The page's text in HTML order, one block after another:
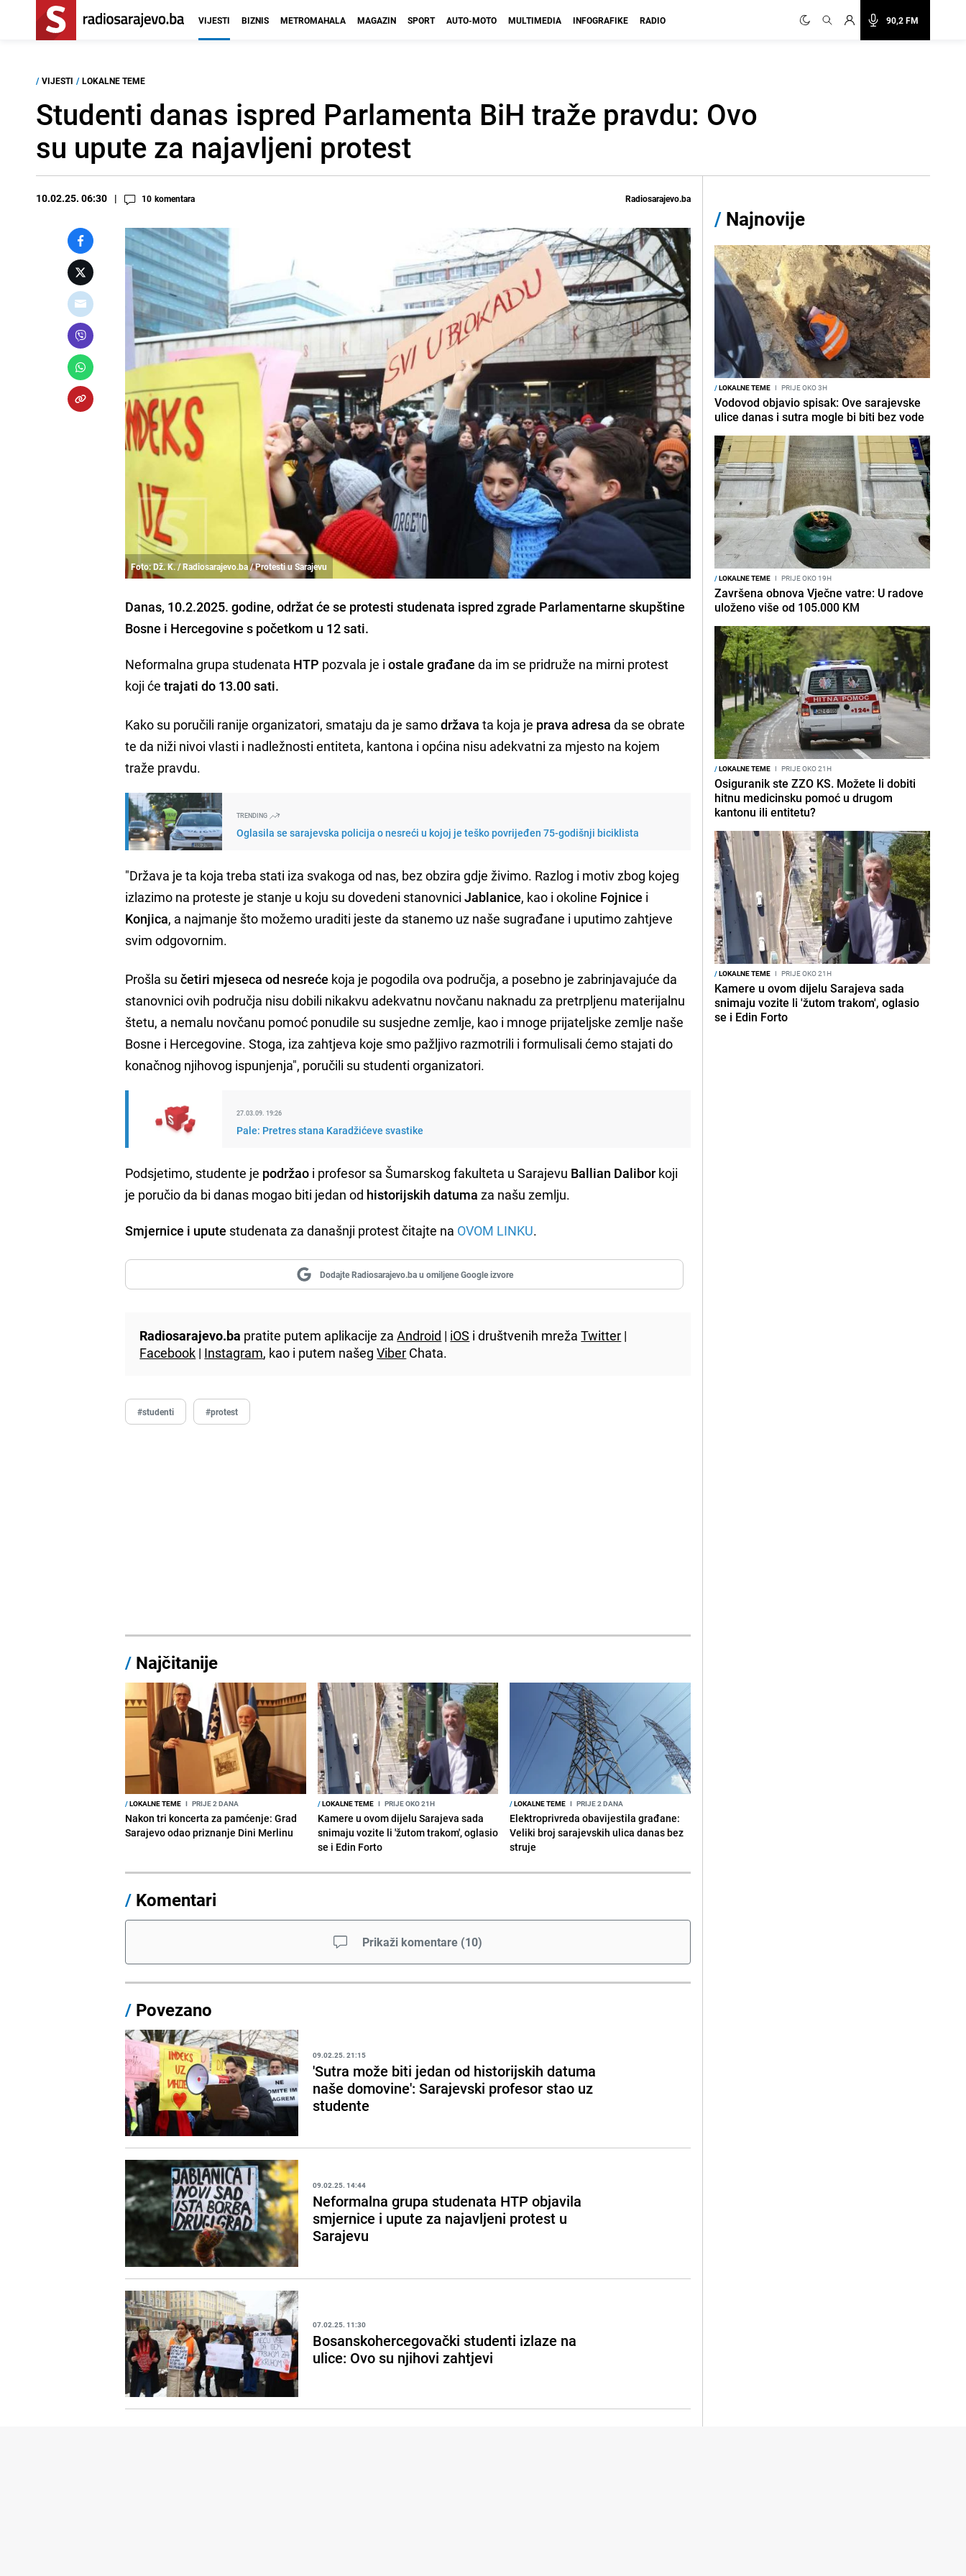
90,2 FM
VIJESTI BIZNIS METROMAHALA MAGAZIN SPORT AUTO-MOTO MULTIMEDIA INFOGRAFIKE RADIO
/ VIJESTI / LOKALNE TEME
Studenti danas ispred Parlamenta BiH traže pravdu: Ovo
su upute za najavljeni protest
10.02.25. 06:30 10 komentara Radiosarajevo.ba
Foto: Dž. K. / Radiosarajevo.ba / Protesti u Sarajevu
Danas, 10.2.2025. godine, održat će se protesti studenata ispred zgrade Parlamentarne skupštine
Bosne i Hercegovine s početkom u 12 sati.
Neformalna grupa studenata HTP pozvala je iostale građane da im se pridruže na mirni protest
koji ćetrajati do 13.00 sati.
Kako su poručili ranije organizatori, smataju da je samodržava ta koja je prava adresa da se obrate
te da niži nivoi vlasti i nadležnosti entiteta, kantona i općina nisu adekvatni za mjesto na kojem
traže pravdu.
TRENDING
Oglasila se sarajevska policija o nesreći u kojoj je teško povrijeđen 75-godišnji biciklista
"Država je ta koja treba stati iza svakoga od nas, bez obzira gdje živimo. Razlog i motiv zbog kojeg
izlazimo na proteste je stanje u koju su dovedeni stanovniciJablanice, kao i okoline Fojnice i
Konjica, a najmanje što možemo uraditi jeste da stanemo uz naše sugrađane i uputimo zahtjeve
svim odgovornim.
Prošla sučetiri mjeseca od nesreće koja je pogodila ova područja, a posebno je zabrinjavajuće da
stanovnici ovih područja nisu dobili nikakvu adekvatnu novčanu naknadu za pretrpljenu materijalnu
štetu, a nemalu novčanu pomoć ponudile su susjedne zemlje, kao i mnoge prijateljske zemlje naše
Bosne i Hercegovine. Stoga, iza zahtjeva koje smo pažljivo razmotrili i formulisali ćemo stajati do
konačnog njihovog ispunjenja", poručili su studenti organizatori.
27.03.09. 19:26
Pale: Pretres stana Karadžićeve svastike
Podsjetimo, studente je podržao i profesor sa Šumarskog fakulteta u Sarajevu Ballian Dalibor koji
je poručio da bi danas mogao biti jedan od historijskih datuma za našu zemlju.
Smjernice i upute studenata za današnji protest čitajte na OVOM LINKU.
Dodajte Radiosarajevo.ba u omiljene Google izvore
Radiosarajevo.ba pratite putem aplikacije zaAndroid | iOS i društvenih mrežaTwitter |
Facebook | Instagram, kao i putem našegViber Chata.
#studenti #protest
/ Najčitanije
/LOKALNE TEME I PRIJE 2 DANA
Nakon tri koncerta za pamćenje: Grad
Sarajevo odao priznanje Dini Merlinu
/LOKALNE TEME I PRIJE OKO 21H
Kamere u ovom dijelu Sarajeva sada
snimaju vozite li 'žutom trakom', oglasio
se i Edin Forto
/LOKALNE TEME I PRIJE 2 DANA
Elektroprivreda obavijestila građane:
Veliki broj sarajevskih ulica danas bez
struje
/ Komentari
Prikaži komentare (10)
/ Povezano
09.02.25. 21:15
'Sutra može biti jedan od historijskih datuma
naše domovine': Sarajevski profesor stao uz
studente
09.02.25. 14:44
Neformalna grupa studenata HTP objavila
smjernice i upute za najavljeni protest u
Sarajevu
07.02.25. 11:30
Bosanskohercegovački studenti izlaze na
ulice: Ovo su njihovi zahtjevi
/ Najnovije
/LOKALNE TEME I PRIJE OKO 3H
Vodovod objavio spisak: Ove sarajevske
ulice danas i sutra mogle bi biti bez vode
/LOKALNE TEME I PRIJE OKO 19H
Završena obnova Vječne vatre: U radove
uloženo više od 105.000 KM
/LOKALNE TEME I PRIJE OKO 21H
Osiguranik ste ZZO KS. Možete li dobiti
hitnu medicinsku pomoć u drugom
kantonu ili entitetu?
/LOKALNE TEME I PRIJE OKO 21H
Kamere u ovom dijelu Sarajeva sada
snimaju vozite li 'žutom trakom', oglasio
se i Edin Forto